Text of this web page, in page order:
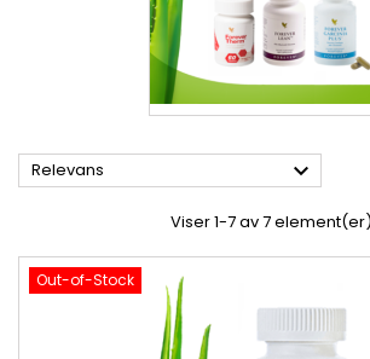
Relevans 
Viser 1-7 av 7 element(er)
Out-of-Stock